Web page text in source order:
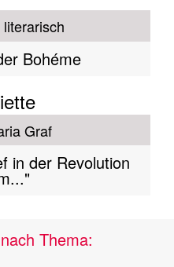
Bohéme
Graf
in der Revolution
Thema: